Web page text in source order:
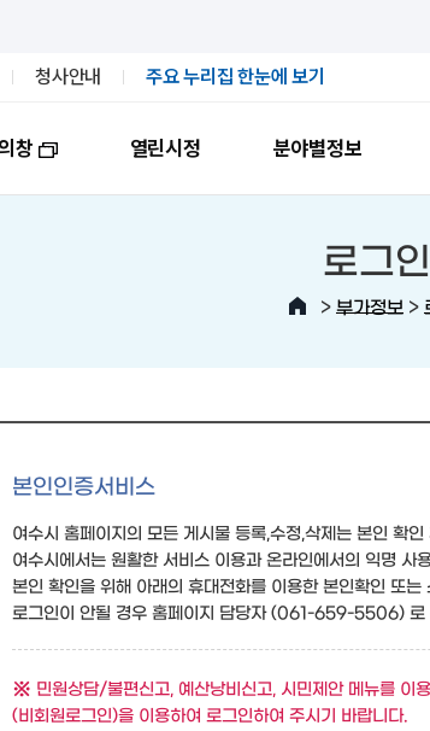
청사안내 주요 누리집 한눈에 보기
창 열린시정 분야별정보
로그인
> 부가정보 >
본인인증서비스
여수시 홈페이지의 모든 게시물 등록,수정,삭제는 본인 확인
여수시에서는 원활한 서비스 이용과 온라인에서의 익명 사
본인 확인을 위해 아래의 휴대전화를 이용한 본인확인 또
로그인이 안될 경우 홈페이지 담당자 (061-659-5506) 로
민원상담/불편신고, 예산낭비신고, 시민제안 메뉴를 이
(비회원로그인)을 이용하여 로그인하여 주시기 바랍니다.